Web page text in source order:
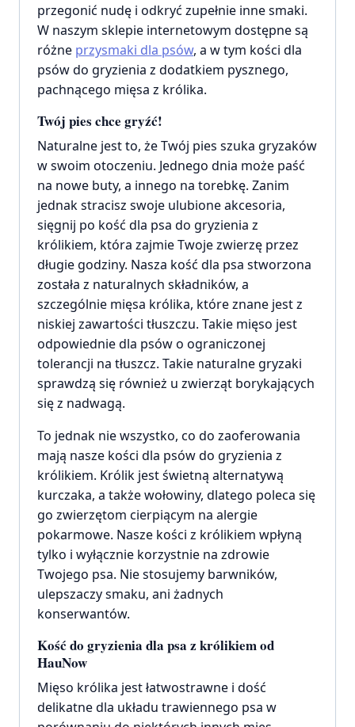
przegonić nudę i odkryć zupełnie inne smaki.
W naszym sklepie internetowym dostępne są
różne przysmaki dla psów, a w tym kości dla
psów do gryzienia z dodatkiem pysznego,
pachnącego mięsa z królika.
Twój pies chce gryźć!
Naturalne jest to, że Twój pies szuka gryzaków
w swoim otoczeniu. Jednego dnia może paść
na nowe buty, a innego na torebkę. Zanim
jednak stracisz swoje ulubione akcesoria,
sięgnij po kość dla psa do gryzienia z
królikiem, która zajmie Twoje zwierzę przez
długie godziny. Nasza kość dla psa stworzona
została z naturalnych składników, a
szczególnie mięsa królika, które znane jest z
niskiej zawartości tłuszczu. Takie mięso jest
odpowiednie dla psów o ograniczonej
tolerancji na tłuszcz. Takie naturalne gryzaki
sprawdzą się również u zwierząt borykających
się z nadwagą.
To jednak nie wszystko, co do zaoferowania
mają nasze kości dla psów do gryzienia z
królikiem. Królik jest świetną alternatywą
kurczaka, a także wołowiny, dlatego poleca się
go zwierzętom cierpiącym na alergie
pokarmowe. Nasze kości z królikiem wpłyną
tylko i wyłącznie korzystnie na zdrowie
Twojego psa. Nie stosujemy barwników,
ulepszaczy smaku, ani żadnych
konserwantów.
Kość do gryzienia dla psa z królikiem od
HauNow
Mięso królika jest łatwostrawne i dość
delikatne dla układu trawiennego psa w